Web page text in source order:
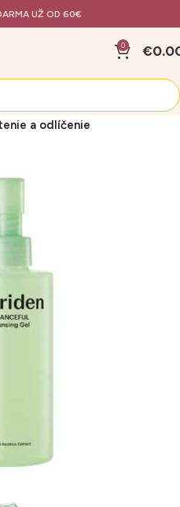
UŽ OD 60€
0 €
a odlíčenie